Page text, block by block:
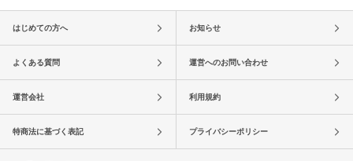
はじめての方へ お知らせ
よくある質問 運営へのお問い合わせ
運営会社 利用規約
特商法に基づく表記 プライバシーポリシー